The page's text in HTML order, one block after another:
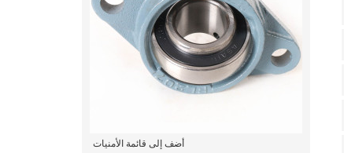
أضف إلى قائمة الأمنيات